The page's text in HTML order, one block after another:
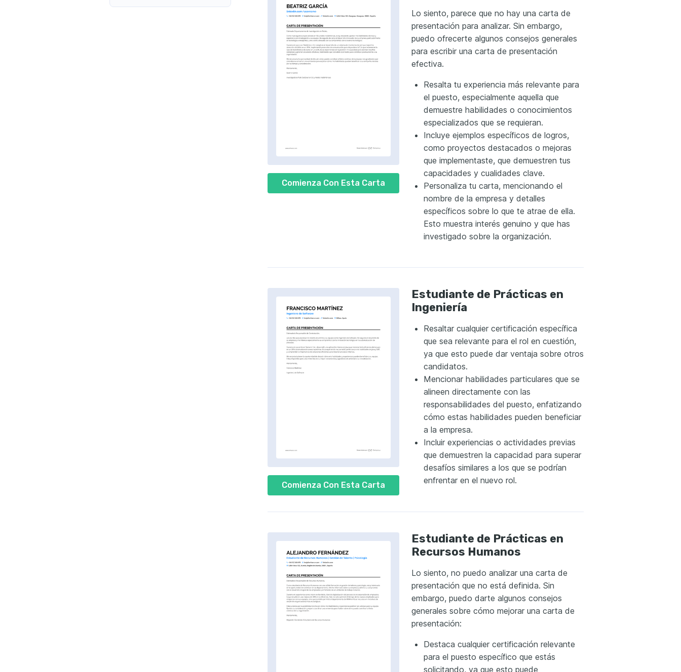
Comienza Con Esta Carta
Lo siento, parece que no hay una carta de
presentación para analizar. Sin embargo,
puedo ofrecerte algunos consejos generales
para escribir una carta de presentación
efectiva.
Resalta tu experiencia más relevante para
el puesto, especialmente aquella que
demuestre habilidades o conocimientos
especializados que se requieran.
Incluye ejemplos específicos de logros,
como proyectos destacados o mejoras
que implementaste, que demuestren tus
capacidades y cualidades clave.
Personaliza tu carta, mencionando el
nombre de la empresa y detalles
específicos sobre lo que te atrae de ella.
Esto muestra interés genuino y que has
investigado sobre la organización.
Comienza Con Esta Carta
Estudiante de Prácticas en
Ingeniería
Resaltar cualquier certificación específica
que sea relevante para el rol en cuestión,
ya que esto puede dar ventaja sobre otros
candidatos.
Mencionar habilidades particulares que se
alineen directamente con las
responsabilidades del puesto, enfatizando
cómo estas habilidades pueden beneficiar
a la empresa.
Incluir experiencias o actividades previas
que demuestren la capacidad para superar
desafíos similares a los que se podrían
enfrentar en el nuevo rol.
Estudiante de Prácticas en
Recursos Humanos
Lo siento, no puedo analizar una carta de
presentación que no está definida. Sin
embargo, puedo darte algunos consejos
generales sobre cómo mejorar una carta de
presentación:
Destaca cualquier certificación relevante
para el puesto específico que estás
solicitando, ya que esto puede